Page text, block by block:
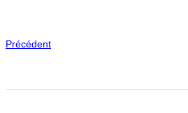
Précédent